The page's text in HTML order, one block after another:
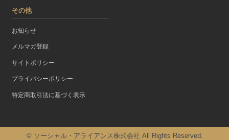
その他
お知らせ
メルマガ登録
サイトポリシー
プライバシーポリシー
特定商取引法に基づく表示
© ソーシャル・アライアンス株式会社 All Rights Reserved.